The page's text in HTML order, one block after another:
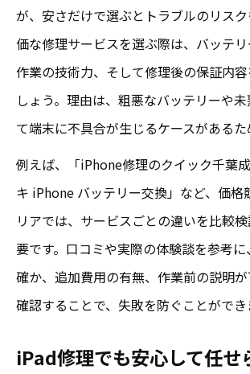
が、安さだけで選ぶとトラブルのリス
価な修理サービスを選ぶ際は、バッテ
作業の技術力、そして修理後の保証内
しょう。理由は、粗悪なバッテリーや
て端末に不具合が生じるケースがあるた
例えば、「iPhone修理のクイック千葉
キ iPhone バッテリー交換」など、価格
リアでは、サービスごとの違いを比較
要です。口コミや実際の体験談を参考
確か、追加費用の有無、作業前の説明
確認することで、失敗を防ぐことができ
iPad修理でも安心して任せ